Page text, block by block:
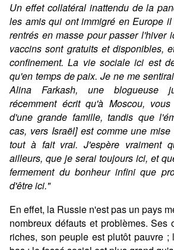
Un effet collatéral inattendu de la
les amis qui ont immigré en Europe
rentrés en masse pour passer l'hiver
vaccins sont gratuits et disponibles,
confinement. La vie sociale ici est
qu'en temps de paix. Je ne me
Alina Farkash, une blogueuse
récemment écrit qu'à Moscou,
d'une grande famille, tandis que
cas, vers Israël] est comme une
tout à fait vrai. J'espère vraiment
ailleurs, que je serai toujours ici, et
fermement du bonheur infini que
d'être ici."
En effet, la Russie n'est pas un pays
nombreux défauts et problèmes. Ses
riches, son peuple est plutôt pauvre ;